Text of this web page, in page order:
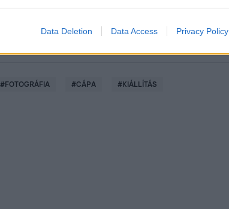
Data Deletion Data Access Privacy Policy
#FOTOGRÁFIA #CÁPA #KIÁLLÍTÁS